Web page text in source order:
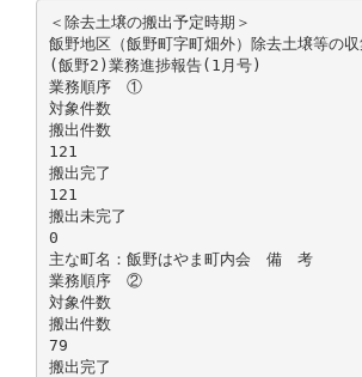
＜除去土壌の搬出予定時期＞
飯野地区（飯野町字町畑外）除去土壌等の
(飯野2)業務進捗報告(1月号)
業務順序 ①
対象件数
搬出件数
121
搬出完了
121
搬出未完了
0
主な町名：飯野はやま町内会 備 考
業務順序 ②
対象件数
搬出件数
79
搬出完了